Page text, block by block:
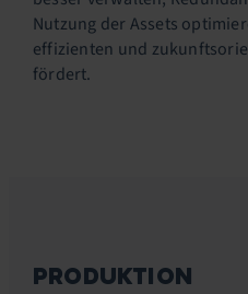
Nutzung der Assets
effizienten und
fördert.
PRODUKTION